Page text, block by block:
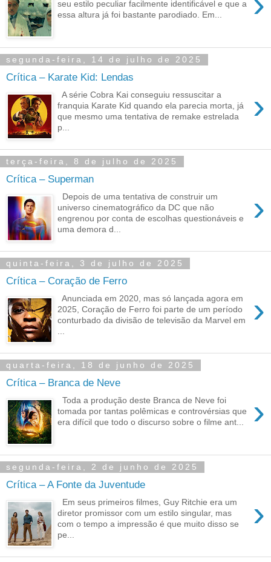
seu estilo peculiar facilmente identificável e que a
essa altura já foi bastante parodiado. Em...
segunda-feira, 14 de julho de 2025
Crítica – Karate Kid: Lendas
›
A série Cobra Kai conseguiu ressuscitar a
franquia Karate Kid quando ela parecia morta, já
que mesmo uma tentativa de remake estrelada
p...
terça-feira, 8 de julho de 2025
Crítica – Superman
›
Depois de uma tentativa de construir um
universo cinematográfico da DC que não
engrenou por conta de escolhas questionáveis e
uma demora d...
quinta-feira, 3 de julho de 2025
Crítica – Coração de Ferro
›
Anunciada em 2020, mas só lançada agora em
2025, Coração de Ferro foi parte de um período
conturbado da divisão de televisão da Marvel em
quarta-feira, 18 de junho de 2025
Crítica – Branca de Neve
›
Toda a produção deste Branca de Neve foi
tomada por tantas polêmicas e controvérsias que
era difícil que todo o discurso sobre o filme ant...
segunda-feira, 2 de junho de 2025
Crítica – A Fonte da Juventude
›
Em seus primeiros filmes, Guy Ritchie era um
diretor promissor com um estilo singular, mas
com o tempo a impressão é que muito disso se
pe...